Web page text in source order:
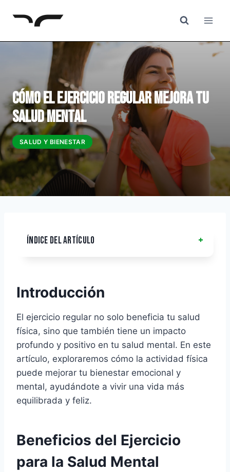
SALUD Y BIENESTAR
Cómo el Ejercicio Regular Mejora tu
Salud Mental
ÍNDICE DEL ARTÍCULO
Introducción
El ejercicio regular no solo beneficia tu salud
física, sino que también tiene un impacto
profundo y positivo en tu salud mental. En este
artículo, exploraremos cómo la actividad física
puede mejorar tu bienestar emocional y
mental, ayudándote a vivir una vida más
equilibrada y feliz.
Beneficios del Ejercicio
para la Salud Mental